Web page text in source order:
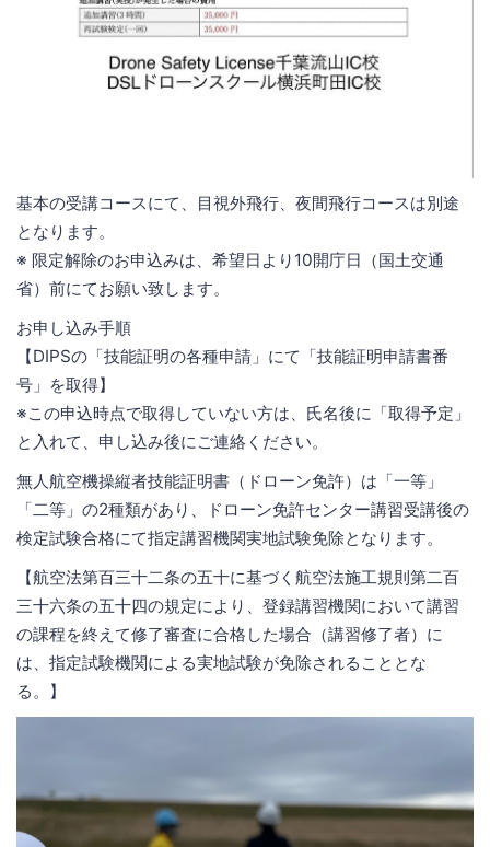
基本の受講コースにて、目視外飛行、夜間飛行コースは別途
となります。
※ 限定解除のお申込みは、希望日より10開庁日（国土交通
省）前にてお願い致します。
お申し込み手順
【DIPSの「技能証明の各種申請」にて「技能証明申請書番
号」を取得】
※この申込時点で取得していない方は、氏名後に「取得予定」
と入れて、申し込み後にご連絡ください。
無人航空機操縦者技能証明書（ドローン免許）は「一等」
「二等」の2種類があり、ドローン免許センター講習受講後の
検定試験合格にて指定講習機関実地試験免除となります。
【航空法第百三十二条の五十に基づく航空法施工規則第二百
三十六条の五十四の規定により、登録講習機関において講習
の課程を終えて修了審査に合格した場合（講習修了者）に
は、指定試験機関による実地試験が免除されることとな
る。】